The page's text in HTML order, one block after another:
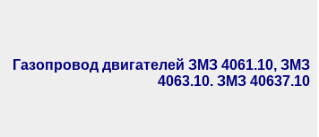
Газопровод двигателей ЗМЗ 4061.10, ЗМЗ
4063.10. ЗМЗ 40637.10